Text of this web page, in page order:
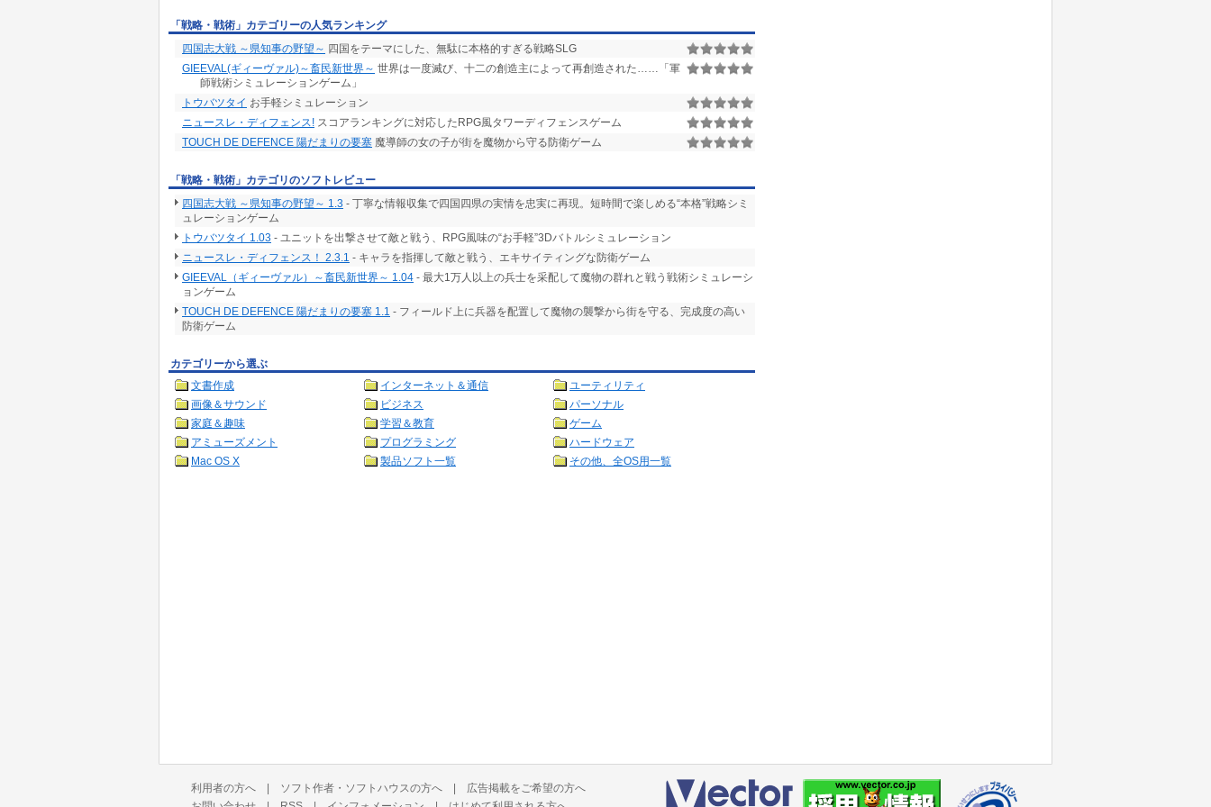
「戦略・戦術」カテゴリーの人気ランキング
四国志大戦 ～県知事の野望～ 四国をテーマにした、無駄に本格的すぎる戦略SLG
GIEEVAL(ギィーヴァル)～畜民新世界～ 世界は一度滅び、十二の創造主によって再創造された……「軍
師戦術シミュレーションゲーム」
トウバツタイ お手軽シミュレーション
ニュースレ・ディフェンス! スコアランキングに対応したRPG風タワーディフェンスゲーム
TOUCH DE DEFENCE 陽だまりの要塞 魔導師の女の子が街を魔物から守る防衛ゲーム
「戦略・戦術」カテゴリのソフトレビュー
四国志大戦 ～県知事の野望～ 1.3 - 丁寧な情報収集で四国四県の実情を忠実に再現。短時間で楽しめる“本格”戦略シミ
ュレーションゲーム
トウバツタイ 1.03 - ユニットを出撃させて敵と戦う、RPG風味の“お手軽”3Dバトルシミュレーション
ニュースレ・ディフェンス！ 2.3.1 - キャラを指揮して敵と戦う、エキサイティングな防衛ゲーム
GIEEVAL（ギィーヴァル）～畜民新世界～ 1.04 - 最大1万人以上の兵士を采配して魔物の群れと戦う戦術シミュレーシ
ョンゲーム
TOUCH DE DEFENCE 陽だまりの要塞 1.1 - フィールド上に兵器を配置して魔物の襲撃から街を守る、完成度の高い
防衛ゲーム
カテゴリーから選ぶ
文書作成
インターネット＆通信
ユーティリティ
画像＆サウンド
ビジネス
パーソナル
家庭＆趣味
学習＆教育
ゲーム
アミューズメント
プログラミング
ハードウェア
Mac OS X
製品ソフト一覧 その他、全OS用一覧
利用者の方へ | ソフト作者・ソフトハウスの方へ | 広告掲載をご希望の方へ